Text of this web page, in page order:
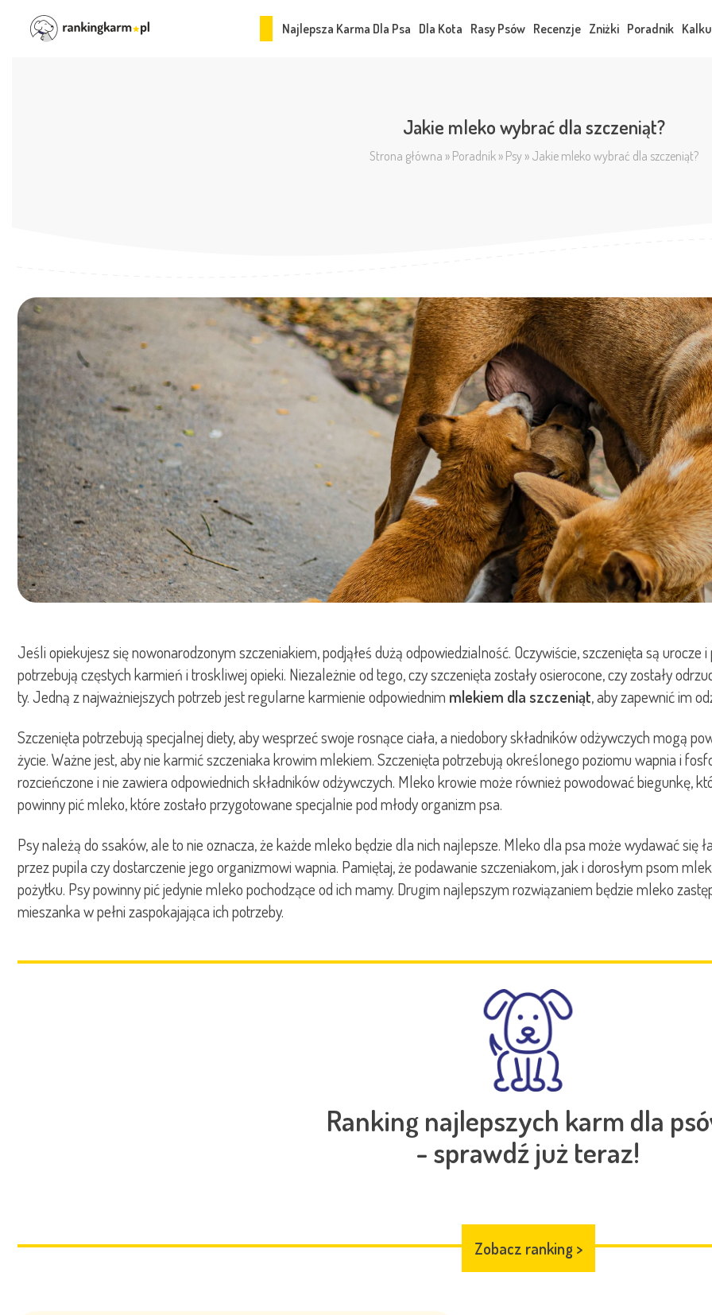
Najlepsza Karma Dla Psa Dla Kota Rasy Psów Recenzje Zniżki Poradnik
Jakie mleko wybrać dla szczeniąt?
Strona główna » Poradnik » Psy » Jakie mleko wybrać dla szczeniąt?
Jeśli opiekujesz się nowonarodzonym szczeniakiem, podjąłeś dużą odpowiedzialność. Oczywiście, szczenięta są
potrzebują częstych karmień i troskliwej opieki. Niezależnie od tego, czy szczenięta zostały osierocone, czy zostały
ty. Jedną z najważniejszych potrzeb jest regularne karmienie odpowiednim mlekiem dla szczeniąt, aby zapewnić im
Szczenięta potrzebują specjalnej diety, aby wesprzeć swoje rosnące ciała, a niedobory składników odżywczych mogą
życie. Ważne jest, aby nie karmić szczeniaka krowim mlekiem. Szczenięta potrzebują określonego poziomu wapnia i
rozcieńczone i nie zawiera odpowiednich składników odżywczych. Mleko krowie może również powodować biegunkę,
powinny pić mleko, które zostało przygotowane specjalnie pod młody organizm psa.
Psy należą do ssaków, ale to nie oznacza, że każde mleko będzie dla nich najlepsze. Mleko dla psa może wydawać się
przez pupila czy dostarczenie jego organizmowi wapnia. Pamiętaj, że podawanie szczeniakom, jak i dorosłym psom
pożytku. Psy powinny pić jedynie mleko pochodzące od ich mamy. Drugim najlepszym rozwiązaniem będzie mleko
mieszanka w pełni zaspokajająca ich potrzeby.
Ranking najlepszych karm dla
- sprawdź już teraz!
Zobacz ranking >